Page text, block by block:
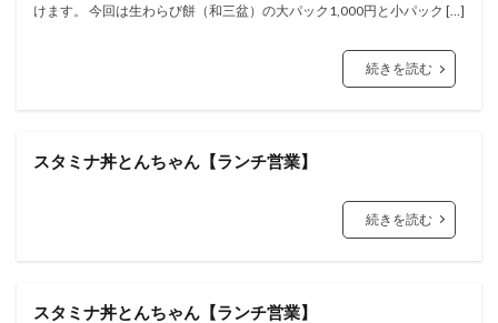
けます。 今回は生わらび餅（和三盆）の大パック1,000円と小パック […]
続きを読む
スタミナ丼とんちゃん【ランチ営業】
続きを読む
スタミナ丼とんちゃん【ランチ営業】